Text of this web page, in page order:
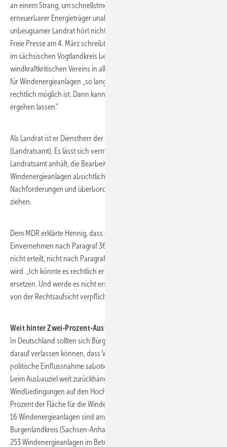
an einem Strang, um schnellstmöglich auf Basis heimischer und
erneuerbarer Energieträger unabhängig zu wirtschaften. Doch ein
unbeugsamer Landrat hört nicht auf, Widerstand zu leisten. Wie die
Freie Presse am 4. März schreibt, sagte CDU-Landrat Thomas Hennig
im sächsischen Vogtlandkreis bei der Veranstaltung eines
windkraftkritischen Vereins in aller Offenheit, dass er einen Bauantrag
für Windenergieanlagen „so lange hinziehen kann, solange es
rechtlich möglich ist. Dann kann man auch eine Klage gegen sich
ergehen lassen.“
Als Landrat ist er Dienstherr der zuständigen Genehmigungsbehörde
(Landratsamt). Es lässt sich vermuten, dass er seine Mitarbeiter im
Landratsamt anhält, die Bearbeitung der Anträge für
Windenergieanlagen absichtlich mit vorgeschobenen
Nachforderungen und überbordender Bürokratie in die Länge zu
ziehen.
Dem MDR erklärte Hennig, dass er als Landkreis ein gemeindliches
Einvernehmen nach Paragraf 36 Baugesetzbuch, das die Gemeinde
nicht erteilt, nicht nach Paragraf 71 Sächsische Bauordnung ersetzen
wird. „Ich könnte es rechtlich ersetzen. Ich will es aber rechtlich nicht
ersetzen. Und werde es nicht ersetzen“, es sei denn, er werde dazu
von der Rechtsaufsicht verpflichtet.
Weit hinter Zwei-Prozent-Ausbauziel
In Deutschland sollten sich Bürger:innen und Unternehmer:innen
darauf verlassen können, dass Verwaltungsprozesse nicht durch
politische Einflussnahme sabotiert werden. Zumal der Vogtlandkreis
beim Ausbauziel weit zurückhängt. Trotz durchweg guter
Windbedingungen auf den Hochlagen sind gerade einmal 0,05
Prozent der Fläche für die Windenergie ausgewiesen. Nur
16 Windenergieanlagen sind am Netz. Im nur 40 Kilometer entfernten
Burgenlandkreis (Sachsen-Anhalt) sind auf einer gleich großen Fläche
253 Windenergieanlagen im Betrieb – mehr als das 15-Fache.